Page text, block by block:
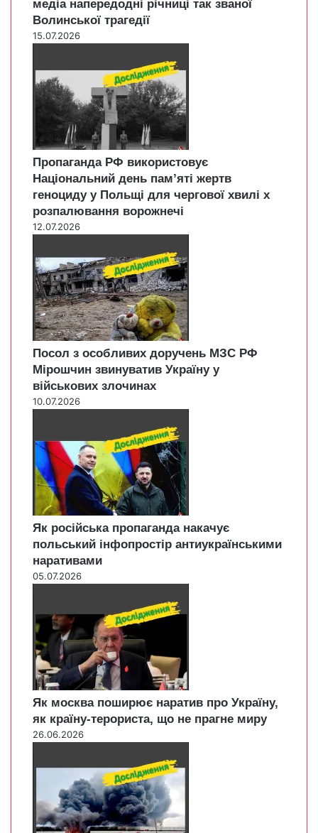
медіа напередодні річниці так званої
Волинської трагедії
15.07.2026
Пропаганда РФ використовує
Національний день пам’яті жертв
геноциду у Польщі для чергової хвилі х
розпалювання ворожнечі
12.07.2026
Посол з особливих доручень МЗС РФ
Мірошчин звинуватив Україну у
військових злочинах
10.07.2026
Як російська пропаганда накачує
польський інфопростір антиукраїнськими
наративами
05.07.2026
Як москва поширює наратив про Україну,
як країну-терориста, що не прагне миру
26.06.2026